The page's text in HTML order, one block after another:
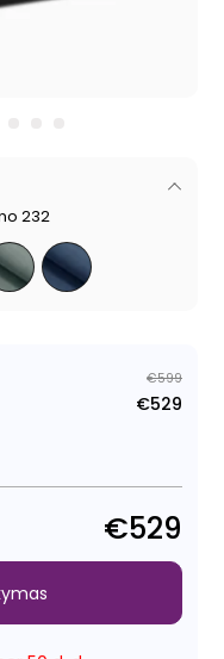
232
€599
€529
€529